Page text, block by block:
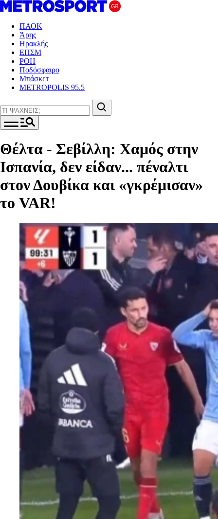
ΠΑΟΚ
Άρης
Ηρακλής
ΕΠΣΜ
ΡΟΗ
Ποδόσφαιρο
Μπάσκετ
METROPOLIS 95.5
Θέλτα - Σεβίλλη: Χαμός στην
Ισπανία, δεν είδαν... πέναλτι
στον Δουβίκα και «γκρέμισαν»
το VAR!